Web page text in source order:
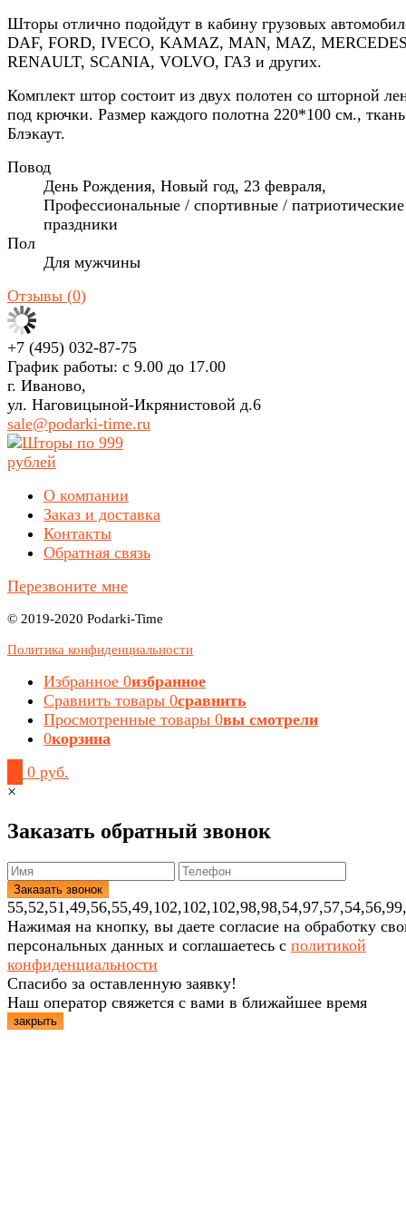
Шторы отлично подойдут в кабину грузовых
DAF, FORD, IVECO, KAMAZ, MAN, MAZ,
RENAULT, SCANIA, VOLVO, ГАЗ и других.
Комплект штор состоит из двух полотен со шторной
под крючки. Размер каждого полотна 220*100 см., ткань
Блэкаут.
Повод
День Рождения, Новый год, 23 февраля,
Профессиональные / спортивные / патриотические
праздники
Пол
Для мужчины
Отзывы (0)
+7 (495) 032-87-75
График работы: с 9.00 до 17.00
г. Иваново,
ул. Наговицыной-Икрянистовой д.6
sale@podarki-time.ru
О компании
Заказ и доставка
Контакты
Обратная связь
Перезвоните мне
© 2019-2020 Podarki-Time
Политика конфиденциальности
Избранное 0избранное
Сравнить товары 0сравнить
Просмотренные товары 0вы смотрели
0корзина
0 руб.
×
Заказать обратный звонок
Нажимая на кнопку, вы даете согласие на обработку
персональных данных и соглашаетесь с политикой
конфиденциальности
Спасибо за оставленную заявку!
Наш оператор свяжется с вами в ближайшее время
закрыть